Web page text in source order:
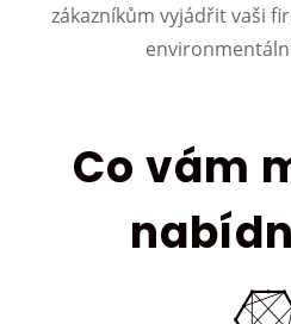
zákazníkům vyjádřit vaši
Co vám